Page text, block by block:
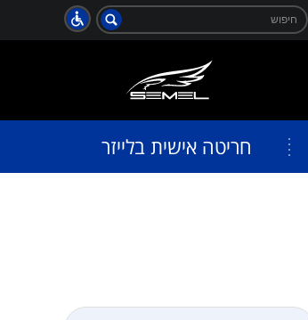
חפש:
חיפוש
חריטה אישית בלייזר